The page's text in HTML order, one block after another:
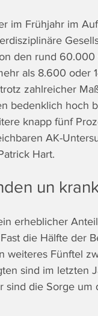
im Frühjahr im
den rund
als 8.600 oder
zahlreicher
bedenklich hoch
knapp fünf
AK-
Hart.
un
erheblicher
die Hälfte der
weiteres Fünftel
sind im letzten
sind die Sorge